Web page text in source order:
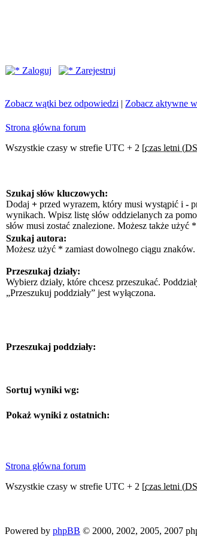
Zaloguj
Zarejestruj
Zobacz wątki bez odpowiedzi | Zobacz aktywne
Strona główna forum
Wszystkie czasy w strefie UTC + 2 [czas letni
Szukaj słów kluczowych:
Dodaj + przed wyrazem, który musi wystąpić i -
wynikach. Wpisz listę słów oddzielanych za
słów musi zostać znalezione. Możesz także użyć
Szukaj autora:
Możesz użyć * zamiast dowolnego ciągu znaków.
Przeszukaj działy:
Wybierz działy, które chcesz przeszukać.
„Przeszukuj poddziały” jest wyłączona.
Przeszukaj poddziały:
Sortuj wyniki wg:
Pokaż wyniki z ostatnich:
Strona główna forum
Wszystkie czasy w strefie UTC + 2 [czas letni
Powered by phpBB © 2000, 2002, 2005, 2007